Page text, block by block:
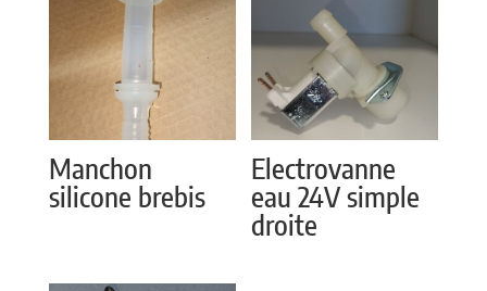
Manchon
silicone brebis
Electrovanne
eau 24V simple
droite